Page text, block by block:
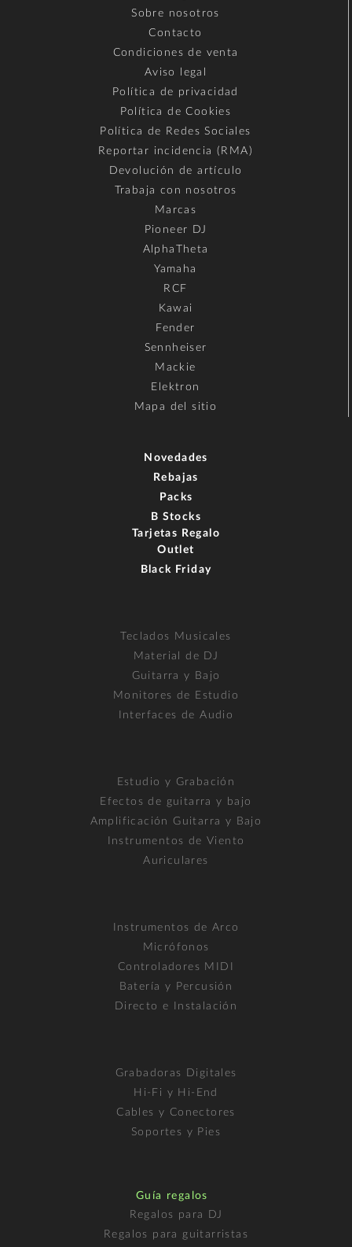
Sobre nosotros
Contacto
Condiciones de venta
Aviso legal
Política de privacidad
Política de Cookies
Política de Redes Sociales
Reportar incidencia (RMA)
Devolución de artículo
Trabaja con nosotros
Marcas
Pioneer DJ
AlphaTheta
Yamaha
RCF
Kawai
Fender
Sennheiser
Mackie
Elektron
Mapa del sitio
Novedades
Rebajas
Packs
B Stocks
Tarjetas Regalo
Outlet
Black Friday
Teclados Musicales
Material de DJ
Guitarra y Bajo
Monitores de Estudio
Interfaces de Audio
Estudio y Grabación
Efectos de guitarra y bajo
Amplificación Guitarra y Bajo
Instrumentos de Viento
Auriculares
Instrumentos de Arco
Micrófonos
Controladores MIDI
Batería y Percusión
Directo e Instalación
Grabadoras Digitales
Hi-Fi y Hi-End
Cables y Conectores
Soportes y Pies
Guía regalos
Regalos para DJ
Regalos para guitarristas